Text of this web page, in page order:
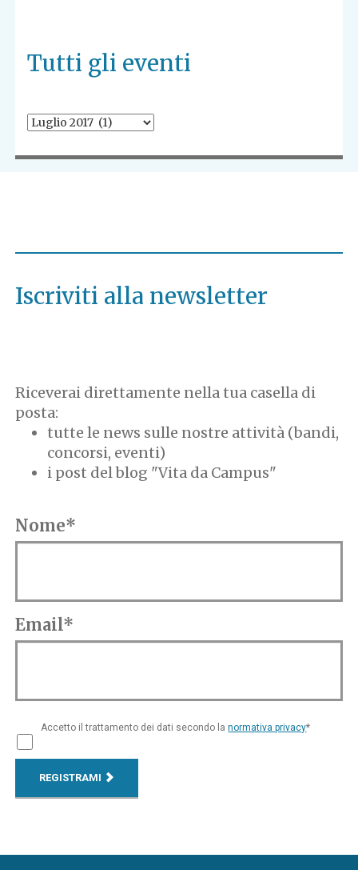
Tutti gli eventi
Iscriviti alla newsletter
Riceverai direttamente nella tua casella di
posta:
tutte le news sulle nostre attività (bandi,
concorsi, eventi)
i post del blog "Vita da Campus"
Nome*
Email*
Accetto il trattamento dei dati secondo lanormativa privacy*
REGISTRAMI